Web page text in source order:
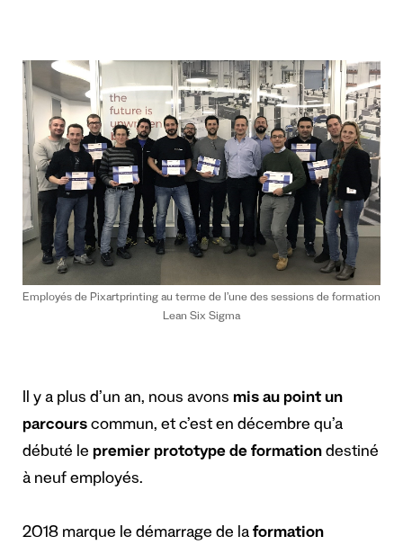
Employés de Pixartprinting au terme de l’une des sessions de formation
Lean Six Sigma
Il y a plus d’un an, nous avons mis au point un
parcours commun, et c’est en décembre qu’a
débuté le premier prototype de formation destiné
à neuf employés.
2018 marque le démarrage de la formation